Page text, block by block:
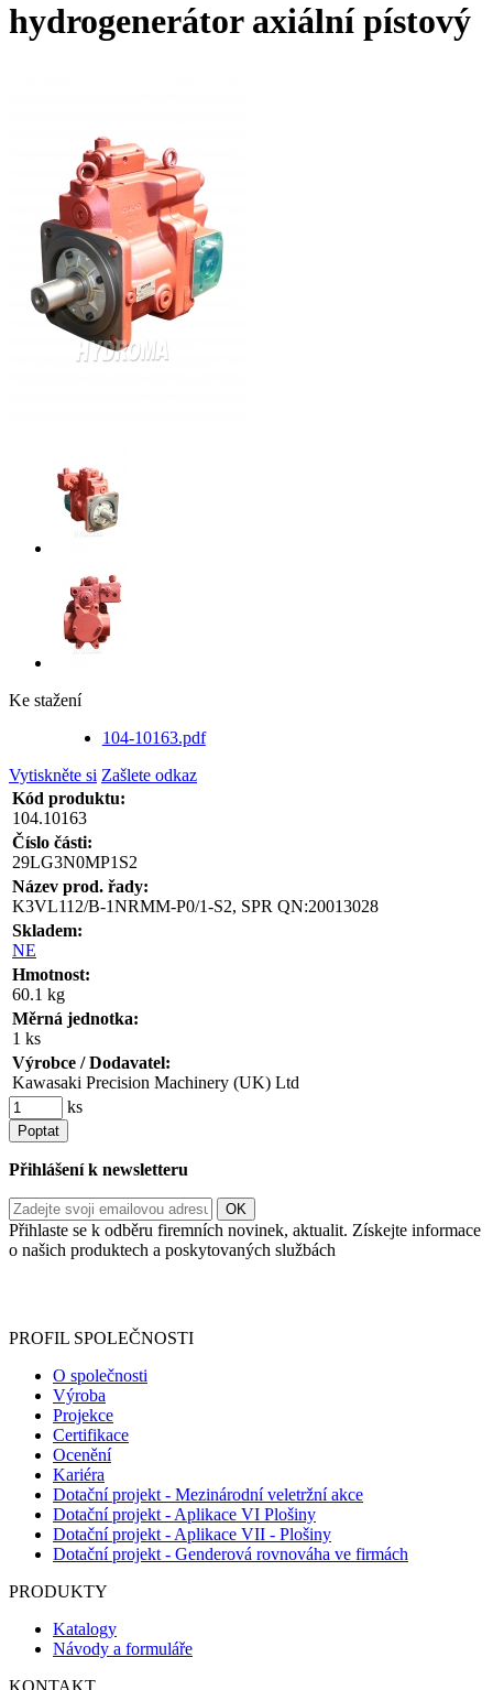
hydrogenerátor axiální pístový
Ke stažení
104-10163.pdf
Vytiskněte si Zašlete odkaz
Kód produktu:
104.10163
Číslo části:
29LG3N0MP1S2
Název prod. řady:
K3VL112/B-1NRMM-P0/1-S2, SPR QN:20013028
Skladem:
NE
Hmotnost:
60.1 kg
Měrná jednotka:
1 ks
Výrobce / Dodavatel:
Kawasaki Precision Machinery (UK) Ltd
ks
Poptat
Přihlášení k newsletteru
Přihlaste se k odběru firemních novinek, aktualit. Získejte informace
o našich produktech a poskytovaných službách
PROFIL SPOLEČNOSTI
O společnosti
Výroba
Projekce
Certifikace
Ocenění
Kariéra
Dotační projekt - Mezinárodní veletržní akce
Dotační projekt - Aplikace VI Plošiny
Dotační projekt - Aplikace VII - Plošiny
Dotační projekt - Genderová rovnováha ve firmách
PRODUKTY
Katalogy
Návody a formuláře
KONTAKT